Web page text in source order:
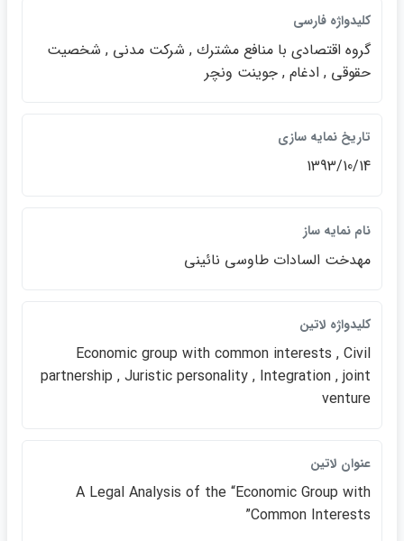
كليدواژه فارسي
گروه اقتصادي با منافع مشترك , شركت مدني , شخصيت
حقوقي , ادغام , جوينت ونچر
تاريخ نمايه سازي
1393/10/14
نام نمايه ساز
مهدخت السادات طاوسي نائيني
كليدواژه لاتين
Economic group with common interests , Civil
partnership , Juristic personality , Integration , joint
venture
عنوان لاتين
A Legal Analysis of the “Economic Group with
Common Interests”